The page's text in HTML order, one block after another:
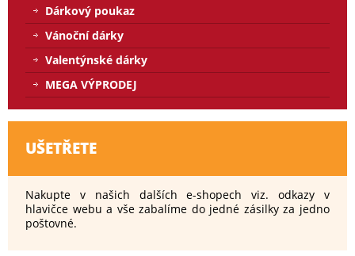
Dárkový poukaz
Vánoční dárky
Valentýnské dárky
MEGA VÝPRODEJ
UŠETŘETE
Nakupte v našich dalších e-shopech viz. odkazy v
hlavičce webu a vše zabalíme do jedné zásilky za jedno
poštovné.